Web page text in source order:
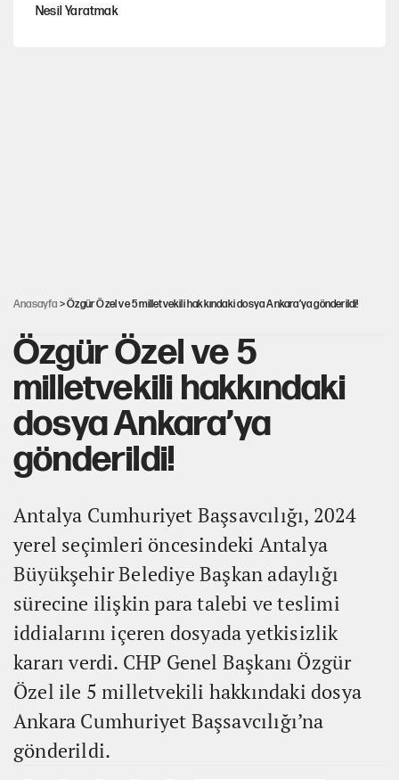
Nesil Yaratmak
Anasayfa > Özgür Özel ve 5 milletvekili hakkındaki dosya Ankara’ya gönderildi!
Özgür Özel ve 5
milletvekili hakkındaki
dosya Ankara’ya
gönderildi!
Antalya Cumhuriyet Başsavcılığı, 2024
yerel seçimleri öncesindeki Antalya
Büyükşehir Belediye Başkan adaylığı
sürecine ilişkin para talebi ve teslimi
iddialarını içeren dosyada yetkisizlik
kararı verdi. CHP Genel Başkanı Özgür
Özel ile 5 milletvekili hakkındaki dosya
Ankara Cumhuriyet Başsavcılığı’na
gönderildi.